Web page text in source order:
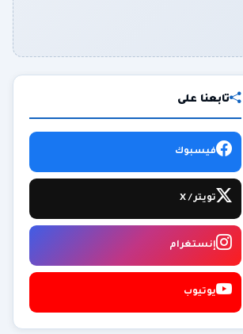
تابعنا على
فيسبوك
تويتر / X
إنستغرام
يوتيوب